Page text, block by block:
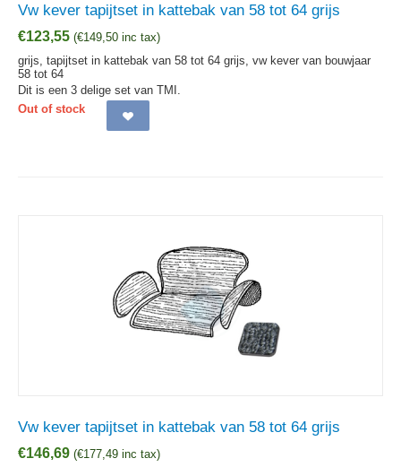
Vw kever tapijtset in kattebak van 58 tot 64 grijs
€123,55 (€149,50 inc tax)
grijs, tapijtset in kattebak van 58 tot 64 grijs, vw kever van bouwjaar
58 tot 64
Dit is een 3 delige set van TMI.
Out of stock
Vw kever tapijtset in kattebak van 58 tot 64 grijs
€146,69 (€177,49 inc tax)